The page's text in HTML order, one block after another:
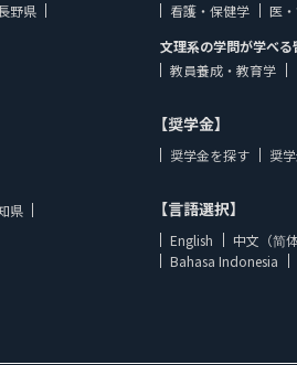
野県
県
看護・保健学
医
文理系の学問が学べ
教員養成・教育学
【奨学金】
奨学金を探す 奨
【言語選択】
English
中文（简
Bahasa Indonesia